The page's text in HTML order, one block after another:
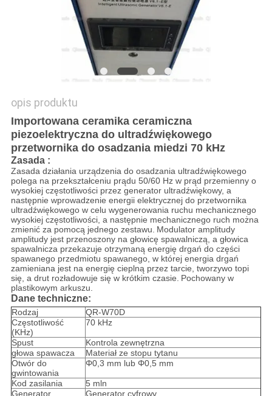
opis produktu
Importowana ceramika ceramiczna
piezoelektryczna do ultradźwiękowego
przetwornika do osadzania miedzi 70 kHz
Zasada :
Zasada działania urządzenia do osadzania ultradźwiękowego
polega na przekształceniu prądu 50/60 Hz w prąd przemienny o
wysokiej częstotliwości przez generator ultradźwiękowy, a
następnie wprowadzenie energii elektrycznej do przetwornika
ultradźwiękowego w celu wygenerowania ruchu mechanicznego
wysokiej częstotliwości, a następnie mechanicznego ruch można
zmienić za pomocą jednego zestawu. Modulator amplitudy
amplitudy jest przenoszony na głowicę spawalniczą, a głowica
spawalnicza przekazuje otrzymaną energię drgań do części
spawanego przedmiotu spawanego, w której energia drgań
zamieniana jest na energię cieplną przez tarcie, tworzywo topi
się, a drut rozładowuje się w krótkim czasie. Pochowany w
plastikowym arkuszu.
Dane techniczne:
Rodzaj
QR-W70D
Częstotliwość
(KHz)
70 kHz
Spust
Kontrola zewnętrzna
głowa spawacza
Materiał ze stopu tytanu
Otwór do
gwintowania
Φ0,3 mm lub Φ0,5 mm
Kod zasilania
5 mln
Generator
Generator cyfrowy